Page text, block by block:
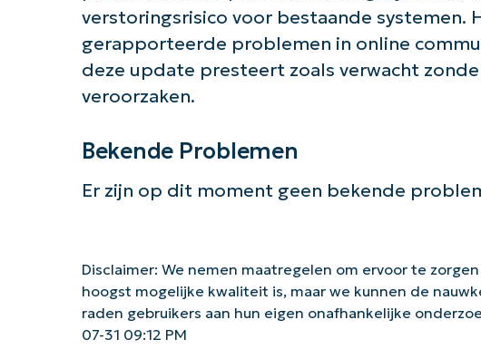
verstoringsrisico voor bestaande systemen.
gerapporteerde problemen in online
deze update presteert zoals verwacht
veroorzaken.
Bekende Problemen
Er zijn op dit moment geen bekende
Disclaimer: We nemen maatregelen om ervoor te
hoogst mogelijke kwaliteit is, maar we kunnen de
raden gebruikers aan hun eigen onafhankelijke
07-31 09:12 PM